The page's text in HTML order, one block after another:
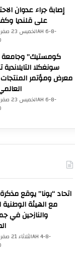
منظمة
على
على قلنديا
سونغكلا
معرض ومؤتمر المنتجات
العالمي
اتحاد “يونا” يوقع
مع الهيئة الوطنية
والنازحين في